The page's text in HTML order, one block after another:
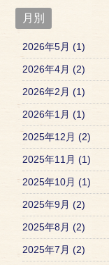
月別
2026年5月 (1)
2026年4月 (2)
2026年2月 (1)
2026年1月 (1)
2025年12月 (2)
2025年11月 (1)
2025年10月 (1)
2025年9月 (2)
2025年8月 (2)
2025年7月 (2)